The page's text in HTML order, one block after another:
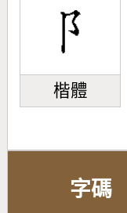
楷體
字碼